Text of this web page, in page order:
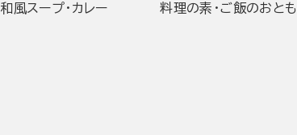
和風スープ・カレー 料理の素・ご飯のおとも